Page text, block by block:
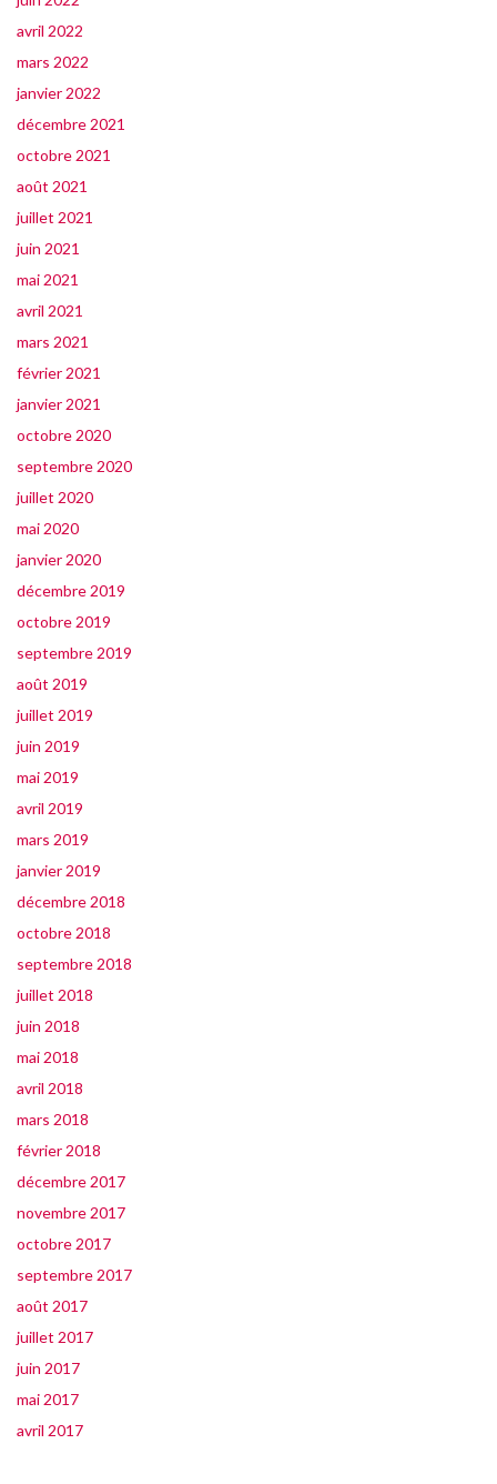
avril 2022
mars 2022
janvier 2022
décembre 2021
octobre 2021
août 2021
juillet 2021
juin 2021
mai 2021
avril 2021
mars 2021
février 2021
janvier 2021
octobre 2020
septembre 2020
juillet 2020
mai 2020
janvier 2020
décembre 2019
octobre 2019
septembre 2019
août 2019
juillet 2019
juin 2019
mai 2019
avril 2019
mars 2019
janvier 2019
décembre 2018
octobre 2018
septembre 2018
juillet 2018
juin 2018
mai 2018
avril 2018
mars 2018
février 2018
décembre 2017
novembre 2017
octobre 2017
septembre 2017
août 2017
juillet 2017
juin 2017
mai 2017
avril 2017